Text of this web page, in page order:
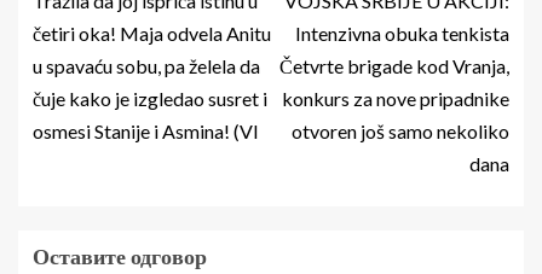
četiri oka! Maja odvela Anitu
u spavaću sobu, pa želela da
čuje kako je izgledao susret i
osmesi Stanije i Asmina! (VI
Intenzivna obuka tenkista
Četvrte brigade kod Vranja,
konkurs za nove pripadnike
otvoren još samo nekoliko
dana
Оставите одговор